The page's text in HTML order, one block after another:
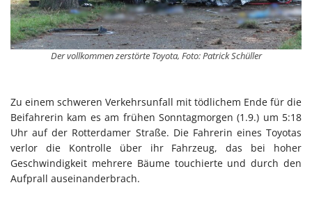
Der vollkommen zerstörte Toyota, Foto: Patrick Schüller
Zu einem schweren Verkehrsunfall mit tödlichem Ende für die
Beifahrerin kam es am frühen Sonntagmorgen (1.9.) um 5:18
Uhr auf der Rotterdamer Straße. Die Fahrerin eines Toyotas
verlor die Kontrolle über ihr Fahrzeug, das bei hoher
Geschwindigkeit mehrere Bäume touchierte und durch den
Aufprall auseinanderbrach.